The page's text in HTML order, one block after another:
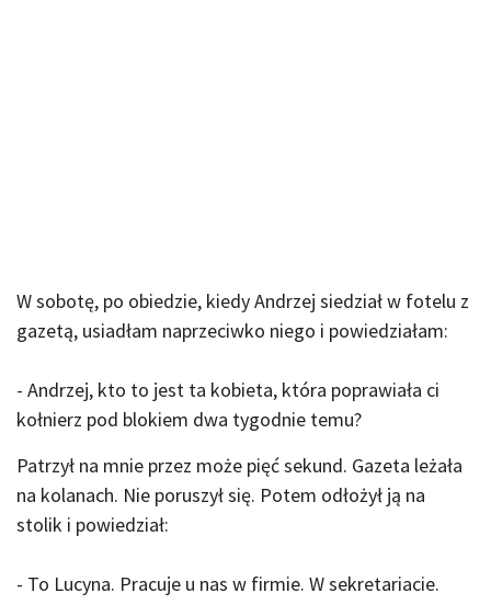
W sobotę, po obiedzie, kiedy Andrzej siedział w fotelu z
gazetą, usiadłam naprzeciwko niego i powiedziałam:
- Andrzej, kto to jest ta kobieta, która poprawiała ci
kołnierz pod blokiem dwa tygodnie temu?
Patrzył na mnie przez może pięć sekund. Gazeta leżała
na kolanach. Nie poruszył się. Potem odłożył ją na
stolik i powiedział:
- To Lucyna. Pracuje u nas w firmie. W sekretariacie.